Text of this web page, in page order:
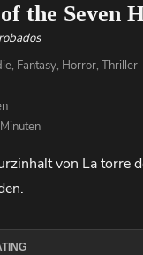
the Seven
Fantasy, Horror, Thriller
von La torre